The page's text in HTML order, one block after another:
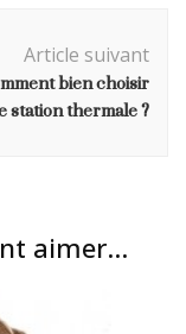
Article suivant
bien choisir
station thermale ?
aimer...